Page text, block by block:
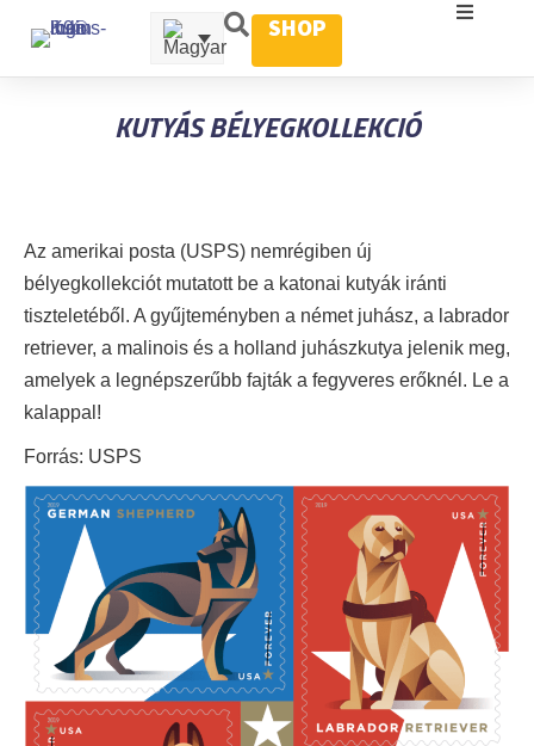
SHOP
KUTYÁS BÉLYEGKOLLEKCIÓ
Az amerikai posta (USPS) nemrégiben új
bélyegkollekciót mutatott be a katonai kutyák iránti
tiszteletéből. A gyűjteményben a német juhász, a labrador
retriever, a malinois és a holland juhászkutya jelenik meg,
amelyek a legnépszerűbb fajták a fegyveres erőknél. Le a
kalappal!
Forrás: USPS